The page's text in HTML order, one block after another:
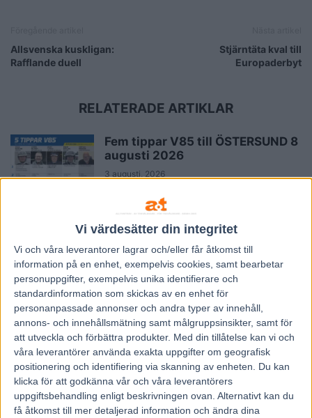
Vi värdesätter din integritet
Vi och våra leverantorer lagrar och/eller får åtkomst till
information på en enhet, exempelvis cookies, samt bearbetar
personuppgifter, exempelvis unika identifierare och
standardinformation som skickas av en enhet för
personanpassade annonser och andra typer av innehåll,
annons- och innehållsmätning samt målgruppsinsikter, samt för
att utveckla och förbättra produkter. Med din tillåtelse kan vi och
våra leverantörer använda exakta uppgifter om geografisk
positionering och identifiering via skanning av enheten. Du kan
klicka för att godkänna vår och våra leverantörers
uppgiftsbehandling enligt beskrivningen ovan. Alternativt kan du
få åtkomst till mer detaljerad information och ändra dina
Allsvenska kuskligan:
Rafflande duell
Stjärntäta kval till
Europaderbyt
RELATERADE ARTIKLAR
Fem tippar V85 till ÖSTERSUND 8
augusti 2026
3 augusti, 2026
Fem tippar V85 till RÄTTVIK 1
augusti 2026
27 juli, 2026
Fem tippar V85 BOLLNÄS 25 juli
2026
20 juli, 2026
INGA KOMMENTARER